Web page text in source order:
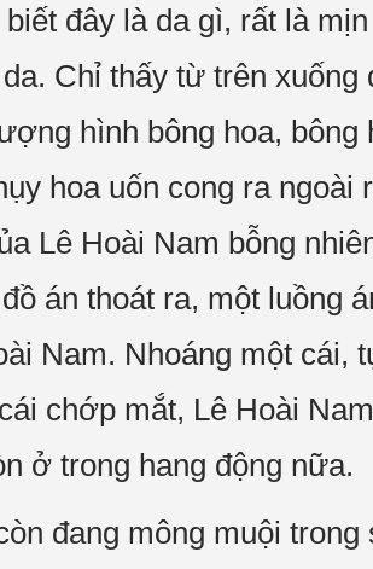
đây là da gì, rất là
Chỉ thấy từ trên
hình bông hoa, bông
hoa uốn cong ra ngoài
Lê Hoài Nam bỗng
án thoát ra, một luồng
Nam. Nhoáng một cái,
chớp mắt, Lê Hoài
ở trong hang động nữa.
đang mông muội trong